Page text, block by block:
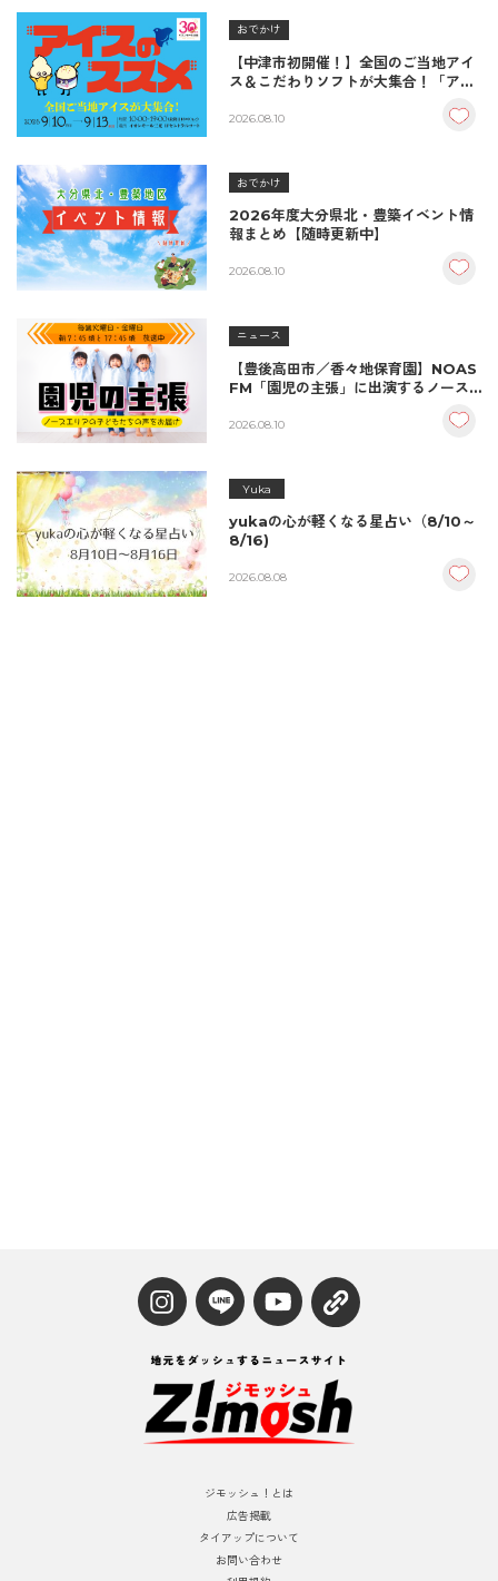
おでかけ
【中津市初開催！】全国のご当地アイ
ス＆こだわりソフトが大集合！「アイ
2026.08.10
おでかけ
2026年度大分県北・豊築イベント情
報まとめ【随時更新中】
2026.08.10
ニュース
【豊後高田市／香々地保育園】NOAS
FM「園児の主張」に出演するノース
2026.08.10
Yuka
yukaの心が軽くなる星占い（8/10～
8/16)
2026.08.08
ジモッシュ！とは
広告掲載
タイアップについて
お問い合わせ